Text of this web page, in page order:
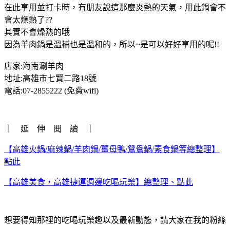
在此享用並打卡時，有朋友說這那麼炎熱的天氣，用此鍋會不
會太燥熱了??
其實不會燥熱的哦
因為羊肉鍋是溫補也是溫和的，所以~是可以好好享用的呢!!
店家:海南涮羊肉
地址:高雄市七賢二路18號
電話:07-2855222 (免費wifi)
｜ 延 伸 閱 讀 ｜
【高雄火鍋/麻辣鍋/羊肉鍋/薑母鴨/鴛鴦鍋/素食鍋等總整理】
點此
【高雄美食，高雄捷運週邊吃喝玩樂】總整理、點此
想要得知那裡的吃喝玩樂趣以及最新動態，請大家在我的粉絲